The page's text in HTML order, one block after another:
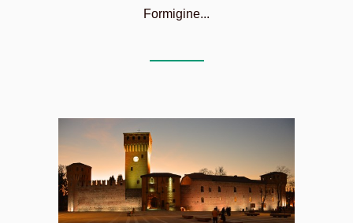
Formigine...